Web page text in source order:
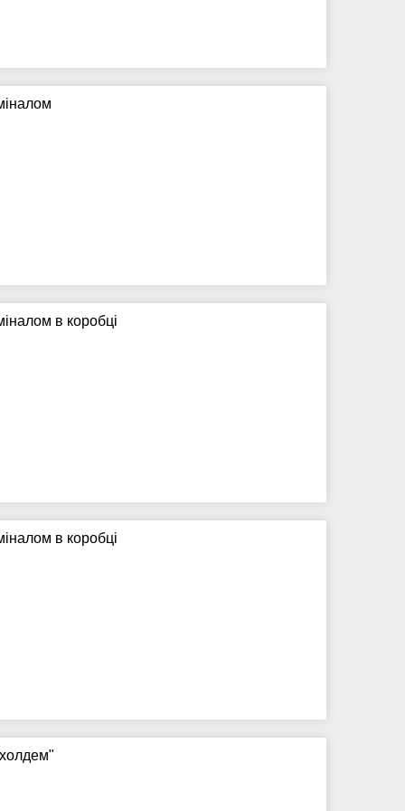
в коробці
в коробці